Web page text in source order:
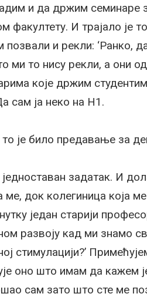
и да држим семинаре
факултету. И трајало је
и рекли: ‘Ранко,
ми то нису рекли, а они
које држим
сам ја неко на Н1.
је било предавање за
једноставан задатак. И
док колегиница која
један старији
развоју кад ми знамо
стимулацији?’
оно што имам да кажем
сам зато што сте ме